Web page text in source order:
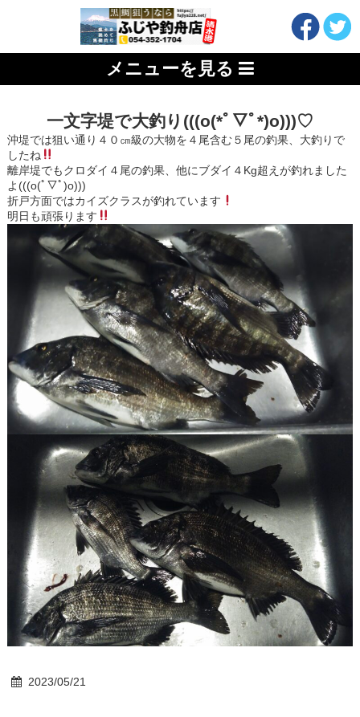
メニューを見る
一文字堤で大釣り(((o(*ﾟ▽ﾟ*)o)))♡
沖堤では狙い通り４０㎝級の大物を４尾含む５尾の釣果、大釣りで
したね
離岸堤でもクロダイ４尾の釣果、他にブダイ４Kg超えが釣れました
よ(((o(ﾟ▽ﾟ)o)))
折戸方面ではカイズクラスが釣れています
明日も頑張ります
2023/05/21